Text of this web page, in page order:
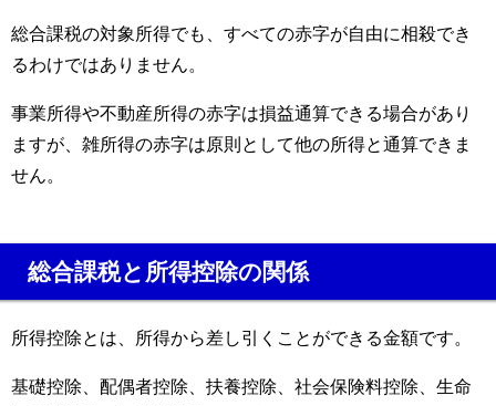
総合課税の対象所得でも、すべての赤字が自由に相殺でき
るわけではありません。
事業所得や不動産所得の赤字は損益通算できる場合があり
ますが、雑所得の赤字は原則として他の所得と通算できま
せん。
総合課税と所得控除の関係
所得控除とは、所得から差し引くことができる金額です。
基礎控除、配偶者控除、扶養控除、社会保険料控除、生命